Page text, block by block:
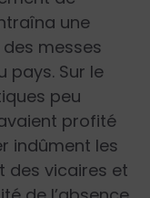
une
messes
pays. Sur le
peu
profité
indûment les
des vicaires et